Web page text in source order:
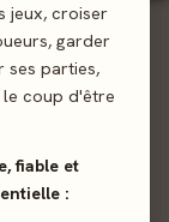
jeux, croiser
garder
ses parties,
coup d'être
fiable et
:
quatre
les combats.